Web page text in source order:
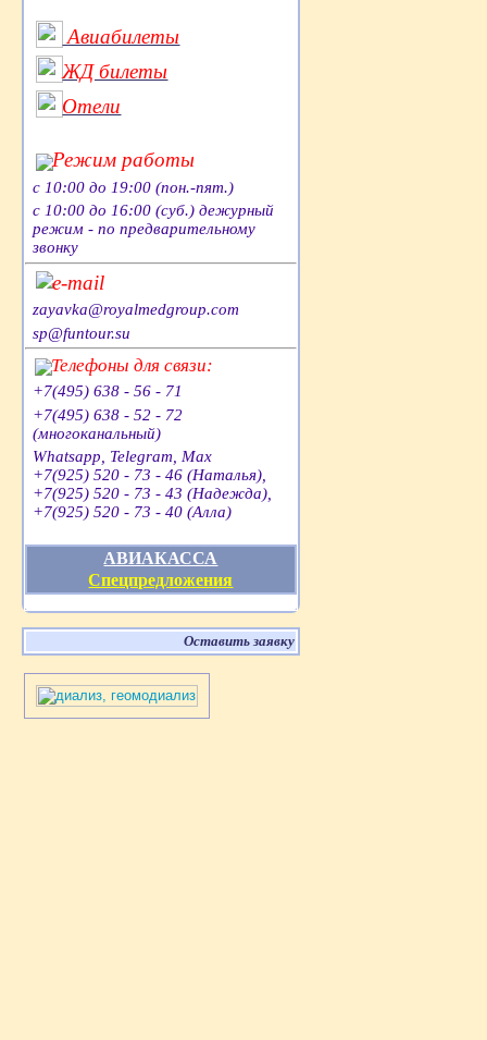
Авиабилеты
ЖД билеты
Отели
Режим работы
с 10:00 до 19:00 (пон.-пят.)
с 10:00 до 16:00 (суб.) дежурный
режим - по предварительному
звонку
e-mail
zayavka@royalmedgroup.com
sp@funtour.su
Телефоны для связи:
+7(495) 638 - 56 - 71
+7(495) 638 - 52 - 72
(многоканальный)
Whatsapp, Telegram, Max
+7(925) 520 - 73 - 46 (Наталья),
+7(925) 520 - 73 - 43 (Надежда),
+7(925) 520 - 73 - 40 (Алла)
АВИАКАССА
Спецпредложения
Оставить заявку